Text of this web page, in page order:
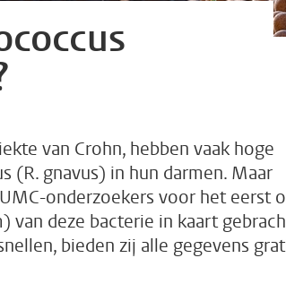
van Crohn, hebben vaak hoge
(R. gnavus) in hun darmen. Maar
onderzoekers voor het eerst
van deze bacterie in kaart
bieden zij alle gegevens